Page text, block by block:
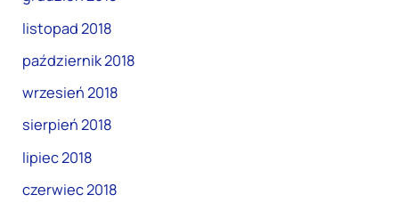
listopad 2018
październik 2018
wrzesień 2018
sierpień 2018
lipiec 2018
czerwiec 2018